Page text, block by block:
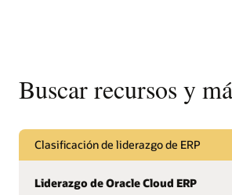
Buscar recursos y
Clasificación de liderazgo de ERP
Liderazgo de Oracle Cloud ERP